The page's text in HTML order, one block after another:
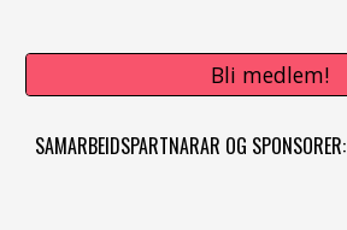
Bli medlem!
SAMARBEIDSPARTNARAR OG SPONSORER: